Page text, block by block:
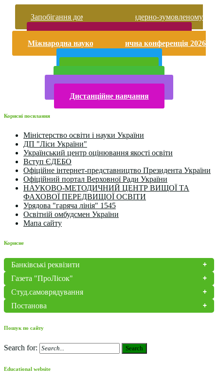
Запобігання домашньому та гендерно-зумовленому
Міжнародна науково-практична конференція 2026
Дистанційне навчання
Корисні посилання
Міністерство освіти і науки України
ДП "Ліси України"
Український центр оцінювання якості освіти
Вступ ЄДЕБО
Офіційне інтернет-представництво Президента України
Офіційний портал Верховної Ради України
НАУКОВО-МЕТОДИЧНИЙ ЦЕНТР ВИЩОЇ ТА
ФАХОВОЇ ПЕРЕДВИЩОЇ ОСВІТИ
Урядова "гаряча лінія" 1545
Освітній омбудсмен України
Мапа сайту
Корисне
Банківські реквізити
Газета "ПроЛісок"
Студ.самоврядування
Постанова
Пошук по сайту
Search for: Search
Educational website